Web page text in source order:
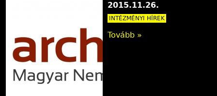
2015.11.26.
INTÉZMÉNYI HÍREK
Tovább »